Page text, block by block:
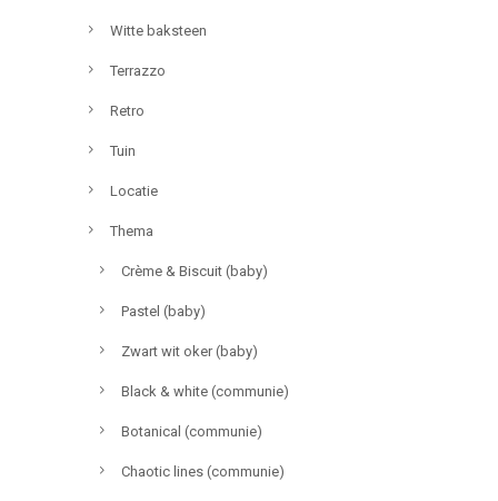
Witte baksteen
Terrazzo
Retro
Tuin
Locatie
Thema
Crème & Biscuit (baby)
Pastel (baby)
Zwart wit oker (baby)
Black & white (communie)
Botanical (communie)
Chaotic lines (communie)